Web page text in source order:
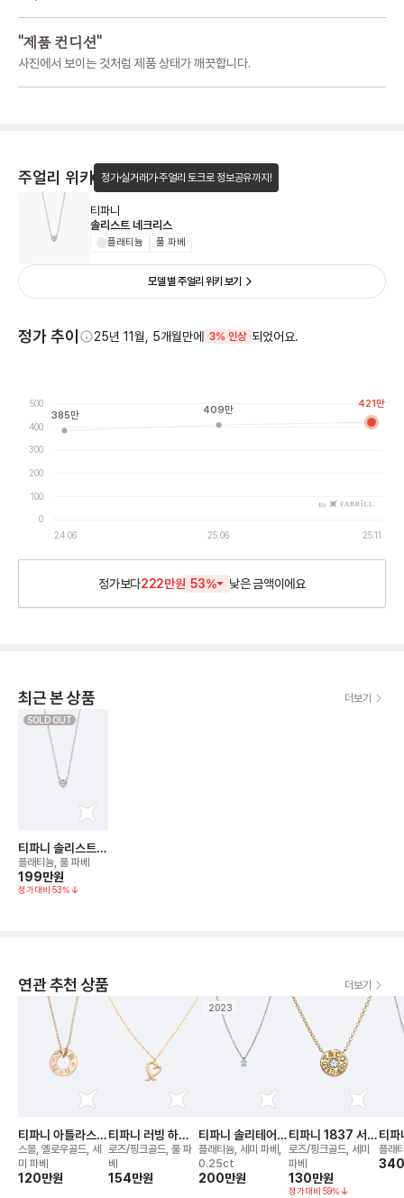
"제품 컨디션"
사진에서 보이는 것처럼 제품 상태가 깨끗합니다.
주얼리 위키 정가·실거래가·주얼리 토크로 정보공유까지!
티파니
솔리스트 네크리스
플래티늄 풀 파베
모델 별 주얼리 위키 보기
정가 추이 25년 11월, 5개월만에 3% 인상 되었어요.
0
100
200
300
400
500
24.06 25.06 25.11
by
385만 409만
421만
정가보다222만원 53% 낮은금액이에요
최근 본 상품 더보기
SOLD OUT
티파니 솔리스트
네크리스
플래티늄, 풀 파베
199만원
정가대비 53%
연관 추천 상품 더보기
티파니 아틀라스
네크리스
스몰, 옐로우골드, 세
미 파베
120만원
티파니 러빙 하트
네크리스
로즈/핑크골드, 풀 파
베
154만원
2023
티파니 솔리테어
네크리스
플래티늄, 세미 파베,
0.25ct
200만원
티파니 1837 서클
네크리스
로즈/핑크골드, 세미
파베
130만원
정가대비 59%
티파
퍼
스
플래